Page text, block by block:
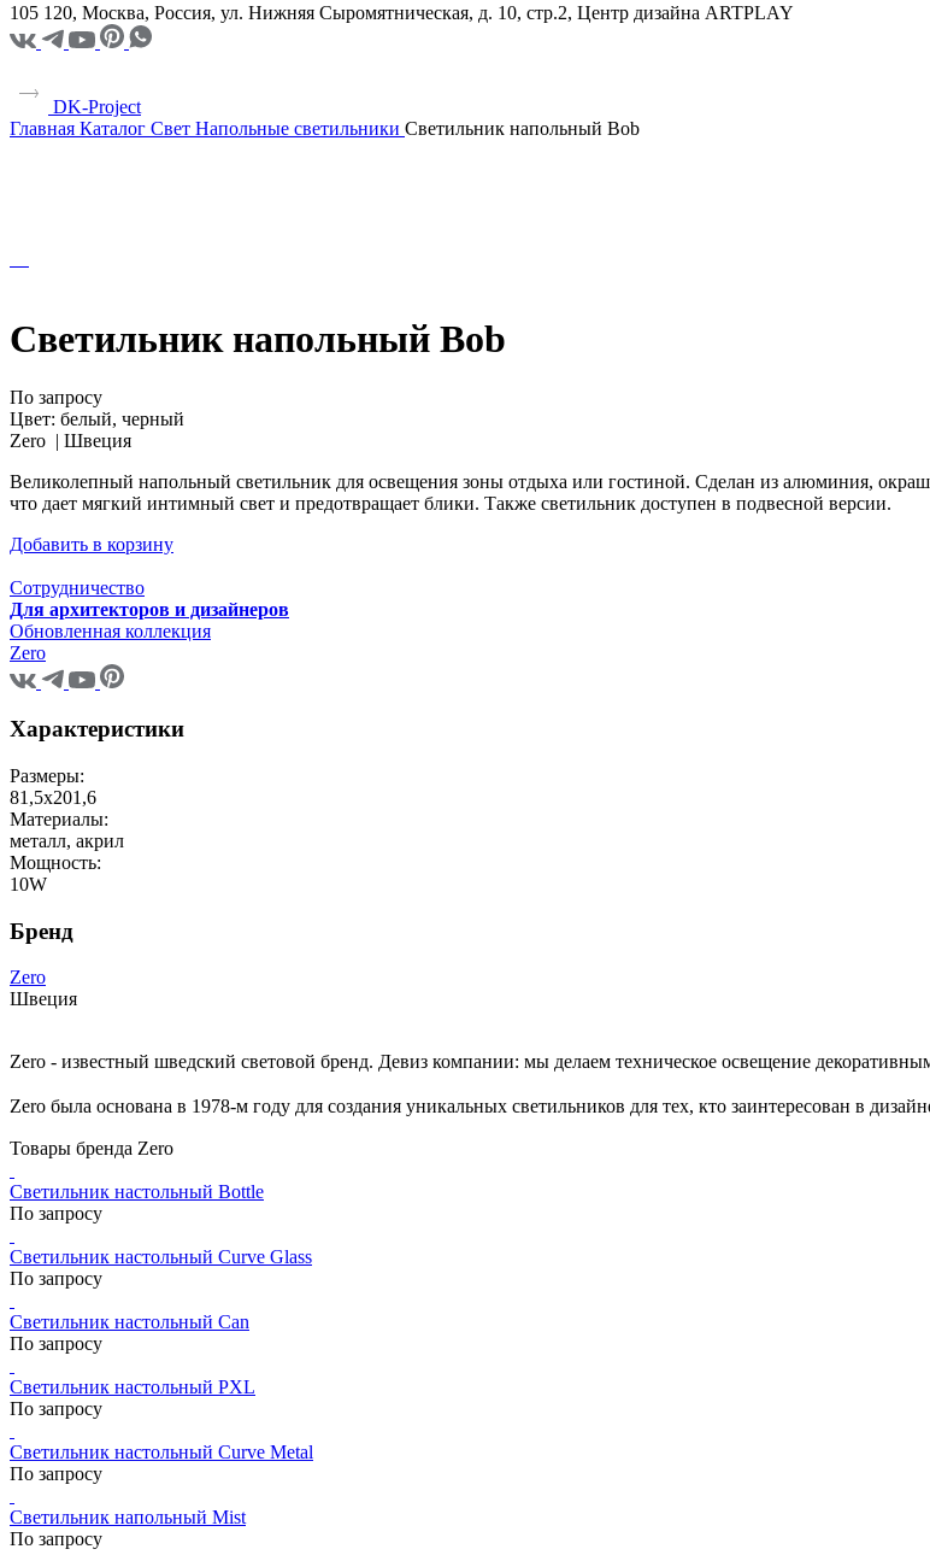
105 120, Москва, Россия, ул. Нижняя Сыромятническая, д. 10, стр.2, Центр дизайна ARTPLAY
DK-Project
Главная Каталог Свет Напольные светильники Светильник напольный Bob
Светильник напольный Bob
По запросу
Цвет: белый, черный
Zero | Швеция
Великолепный напольный светильник для освещения зоны отдыха или гостиной. Сделан из алюминия,
что дает мягкий интимный свет и предотвращает блики. Также светильник доступен в подвесной версии.
Добавить в корзину
Сотрудничество
Для архитекторов и дизайнеров
Обновленная коллекция
Zero
Характеристики
Размеры:
81,5х201,6
Материалы:
металл, акрил
Мощность:
10W
Бренд
Zero
Швеция
Zero - известный шведский световой бренд. Девиз компании: мы делаем техническое освещение
Zero была основана в 1978-м году для создания уникальных светильников для тех, кто заинтересован в
Товары бренда Zero
Светильник настольный Bottle
По запросу
Светильник настольный Curve Glass
По запросу
Светильник настольный Can
По запросу
Светильник настольный PXL
По запросу
Светильник настольный Curve Metal
По запросу
Светильник напольный Mist
По запросу